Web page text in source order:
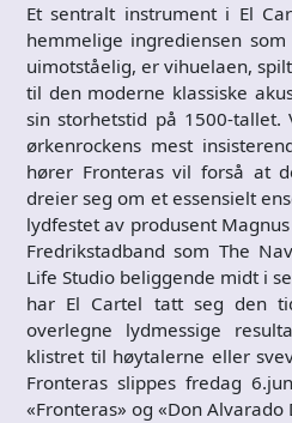
Et sentralt instrument i El
hemmelige ingrediensen
uimotståelig, er vihuelaen,
til den moderne klassiske
sin storhetstid på 1500-
ørkenrockens mest
hører Fronteras vil forså at
dreier seg om et essensielt
lydfestet av produsent
Fredrikstadband som The
Life Studio beliggende midt i
har El Cartel tatt seg den
overlegne lydmessige
klistret til høytalerne eller
Fronteras slippes fredag
«Fronteras» og «Don Alvarado